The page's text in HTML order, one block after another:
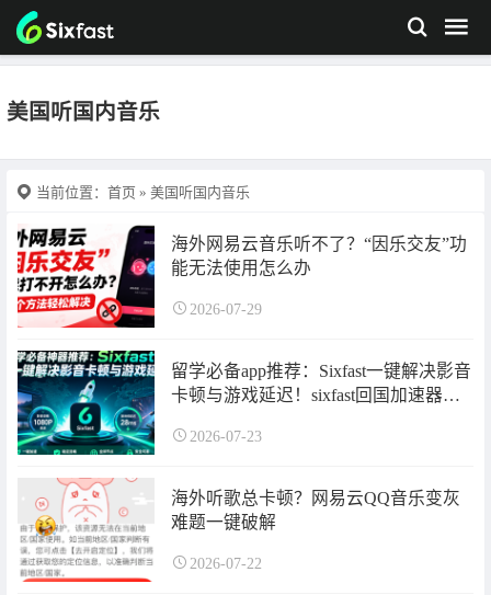
美国听国内音乐
当前位置： 首页 » 美国听国内音乐
海外网易云音乐听不了？“因乐交友”功
能无法使用怎么办
2026-07-29
留学必备app推荐：Sixfast一键解决影音
卡顿与游戏延迟！sixfast回国加速器使
2026-07-23
海外听歌总卡顿？网易云QQ音乐变灰
难题一键破解
2026-07-22